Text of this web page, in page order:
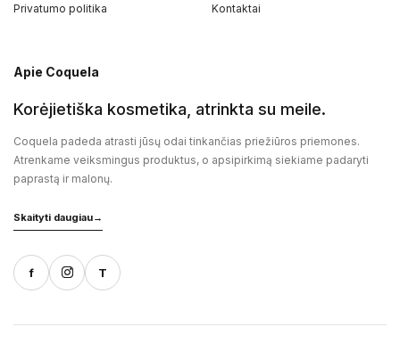
Privatumo politika Kontaktai
Apie Coquela
Korėjietiška kosmetika, atrinkta su meile.
Coquela padeda atrasti jūsų odai tinkančias priežiūros priemones.
Atrenkame veiksmingus produktus, o apsipirkimą siekiame padaryti
paprastą ir malonų.
Skaityti daugiau→
f T